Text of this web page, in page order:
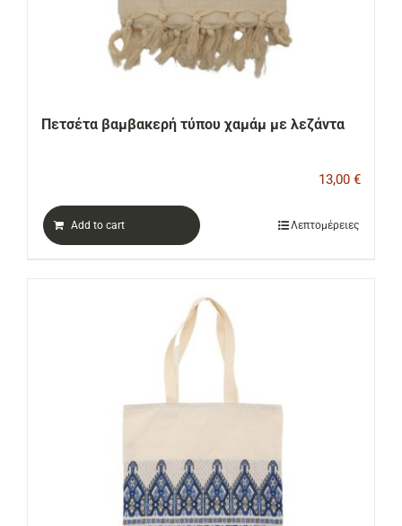
Πετσέτα βαμβακερή τύπου χαμάμ με λεζάντα
13,00 €
Add to cart Λεπτομέρειες